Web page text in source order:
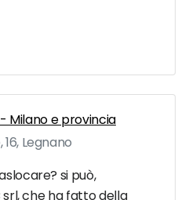
Milano e provincia
Legnano
si può,
che ha fatto della